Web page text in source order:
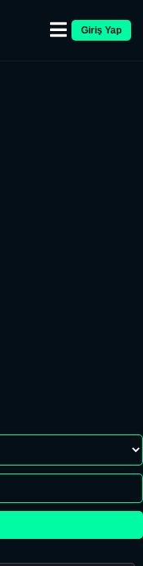
Giriş Yap